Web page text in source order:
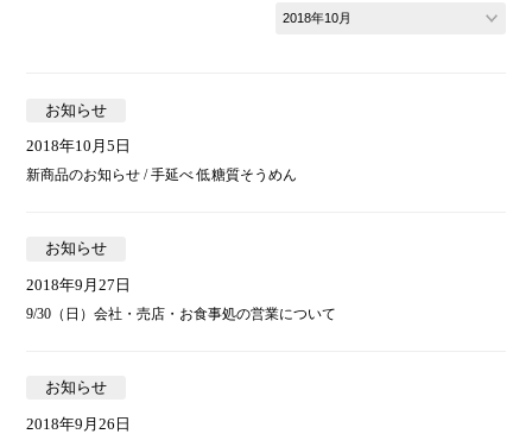
2018年10月5日
お知らせ
新商品のお知らせ / 手延べ 低糖質そうめん
2018年9月27日
お知らせ
9/30（日）会社・売店・お食事処の営業について
2018年9月26日
お知らせ